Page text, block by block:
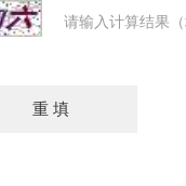
请输入计算结果